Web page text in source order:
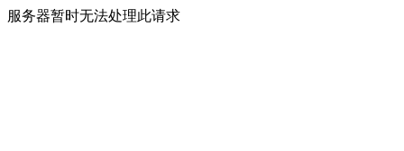
服务器暂时无法处理此请求